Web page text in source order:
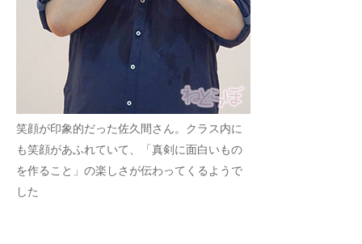
笑顔が印象的だった佐久間さん。クラス内に
も笑顔があふれていて、「真剣に面白いもの
を作ること」の楽しさが伝わってくるようで
した